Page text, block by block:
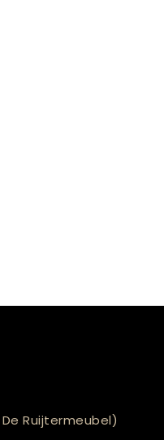
Ruijtermeubel)